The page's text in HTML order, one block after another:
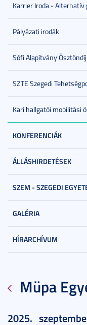
Karrier Iroda -
Pályázati irodák
Sófi Alapítvány
SZTE Szegedi
Kari hallgatói mobilitási
KONFERENCIÁK
ÁLLÁSHIRDETÉSEK
SZEM - SZEGEDI
GALÉRIA
HÍRARCHÍVUM
Müpa
2025.